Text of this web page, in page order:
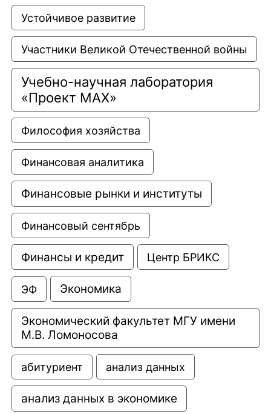
Устойчивое развитие
Участники Великой Отечественной войны
Учебно-научная лаборатория
«Проект МАХ»
Философия хозяйства
Финансовая аналитика
Финансовые рынки и институты
Финансовый сентябрь
Финансы и кредит Центр БРИКС
ЭФ Экономика
Экономический факультет МГУ имени
М.В. Ломоносова
абитуриент анализ данных
анализ данных в экономике